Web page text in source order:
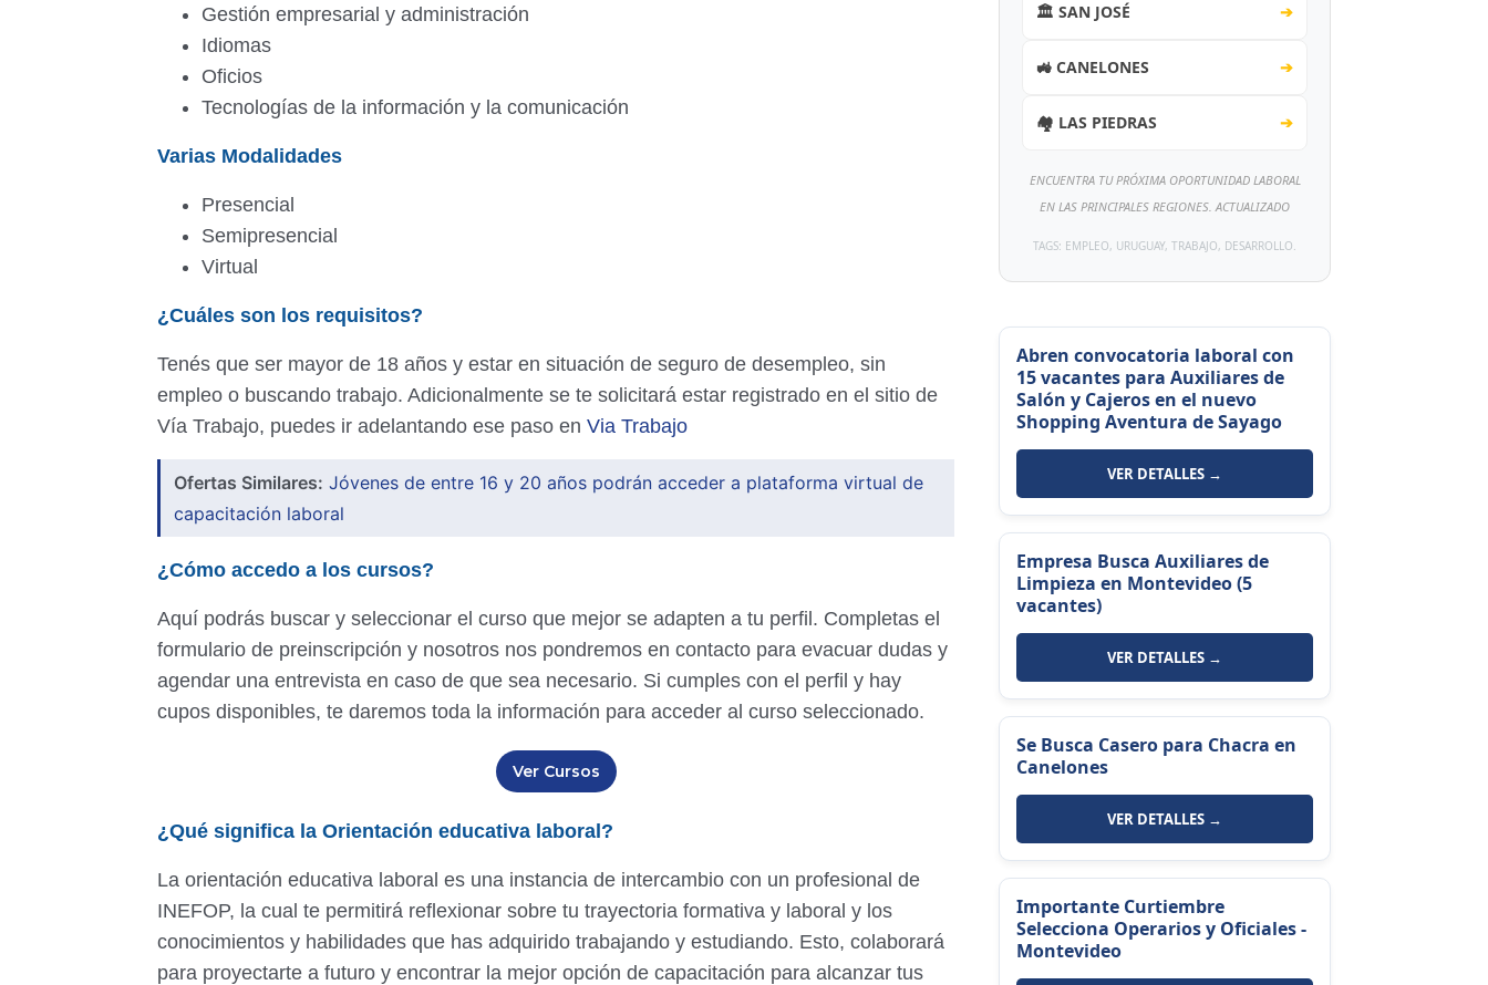
Gestión empresarial y administración
Idiomas
Oficios
Tecnologías de la información y la comunicación
Varias Modalidades
Presencial
Semipresencial
Virtual
¿Cuáles son los requisitos?
Tenés que ser mayor de 18 años y estar en situación de seguro de desempleo, sin
empleo o buscando trabajo. Adicionalmente se te solicitará estar registrado en el sitio de
Vía Trabajo, puedes ir adelantando ese paso en Via Trabajo
Ofertas Similares: Jóvenes de entre 16 y 20 años podrán acceder a plataforma virtual de
capacitación laboral
¿Cómo accedo a los cursos?
Aquí podrás buscar y seleccionar el curso que mejor se adapten a tu perfil. Completas el
formulario de preinscripción y nosotros nos pondremos en contacto para evacuar dudas y
agendar una entrevista en caso de que sea necesario. Si cumples con el perfil y hay
cupos disponibles, te daremos toda la información para acceder al curso seleccionado.
Ver Cursos
¿Qué significa la Orientación educativa laboral?
La orientación educativa laboral es una instancia de intercambio con un profesional de
INEFOP, la cual te permitirá reflexionar sobre tu trayectoria formativa y laboral y los
conocimientos y habilidades que has adquirido trabajando y estudiando. Esto, colaborará
para proyectarte a futuro y encontrar la mejor opción de capacitación para alcanzar tus
🏛️ SAN JOSÉ ➔
🚜 CANELONES ➔
🏘️ LAS PIEDRAS ➔
ENCUENTRA TU PRÓXIMA OPORTUNIDAD LABORAL
EN LAS PRINCIPALES REGIONES. ACTUALIZADO
TAGS: EMPLEO, URUGUAY, TRABAJO, DESARROLLO.
Abren convocatoria laboral con
15 vacantes para Auxiliares de
Salón y Cajeros en el nuevo
Shopping Aventura de Sayago
VER DETALLES →
Empresa Busca Auxiliares de
Limpieza en Montevideo (5
vacantes)
VER DETALLES →
Se Busca Casero para Chacra en
Canelones
VER DETALLES →
Importante Curtiembre
Selecciona Operarios y Oficiales -
Montevideo